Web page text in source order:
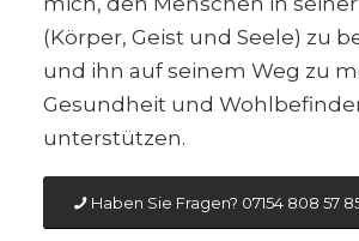
(Körper, Geist und Seele) zu
und ihn auf seinem Weg zu
Gesundheit und
unterstützen.
Haben Sie Fragen? 07154 808 57